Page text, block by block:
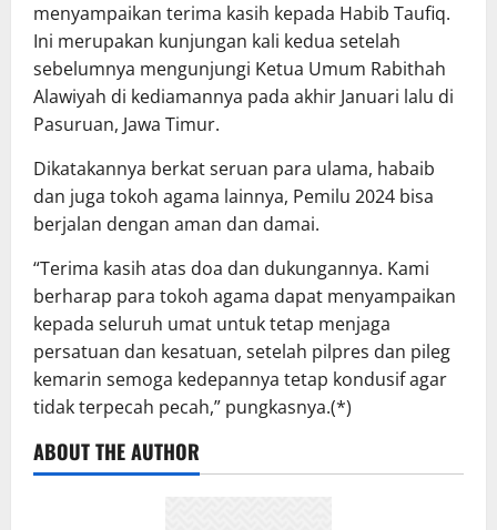
menyampaikan terima kasih kepada Habib Taufiq.
Ini merupakan kunjungan kali kedua setelah
sebelumnya mengunjungi Ketua Umum Rabithah
Alawiyah di kediamannya pada akhir Januari lalu di
Pasuruan, Jawa Timur.
Dikatakannya berkat seruan para ulama, habaib
dan juga tokoh agama lainnya, Pemilu 2024 bisa
berjalan dengan aman dan damai.
“Terima kasih atas doa dan dukungannya. Kami
berharap para tokoh agama dapat menyampaikan
kepada seluruh umat untuk tetap menjaga
persatuan dan kesatuan, setelah pilpres dan pileg
kemarin semoga kedepannya tetap kondusif agar
tidak terpecah pecah,” pungkasnya.(*)
ABOUT THE AUTHOR